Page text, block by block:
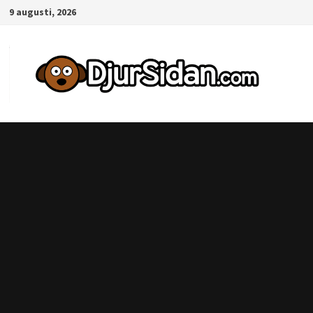
Hoppa
innehåll
9 augusti, 2026